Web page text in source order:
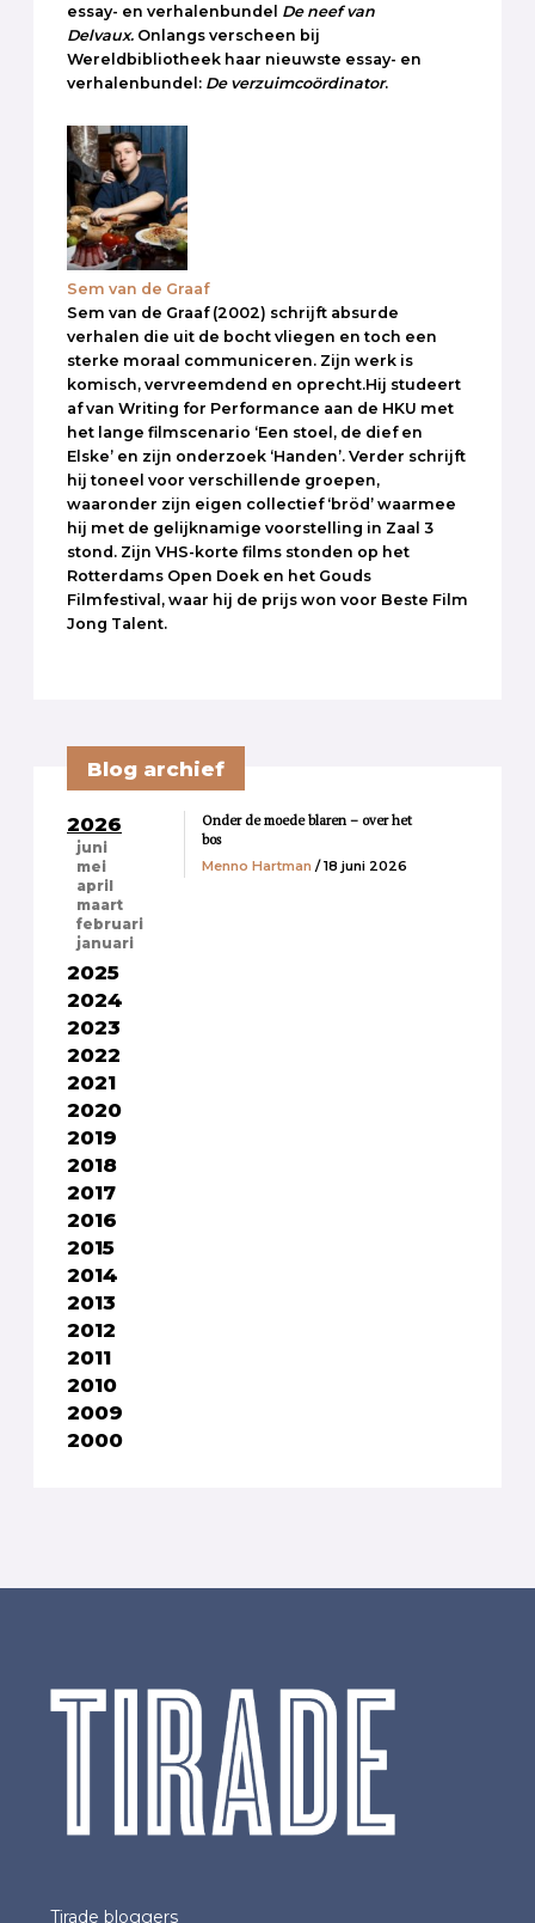
essay- en verhalenbundel De neef van
Delvaux. Onlangs verscheen bij
Wereldbibliotheek haar nieuwste essay- en
verhalenbundel: De verzuimcoördinator.
Sem van de Graaf
Sem van de Graaf (2002) schrijft absurde
verhalen die uit de bocht vliegen en toch een
sterke moraal communiceren. Zijn werk is
komisch, vervreemdend en oprecht.Hij studeert
af van Writing for Performance aan de HKU met
het lange filmscenario ‘Een stoel, de dief en
Elske’ en zijn onderzoek ‘Handen’. Verder schrijft
hij toneel voor verschillende groepen,
waaronder zijn eigen collectief ‘bröd’ waarmee
hij met de gelijknamige voorstelling in Zaal 3
stond. Zijn VHS-korte films stonden op het
Rotterdams Open Doek en het Gouds
Filmfestival, waar hij de prijs won voor Beste Film
Jong Talent.
Blog archief
2026
juni
mei
april
maart
februari
januari
2025
2024
2023
2022
2021
2020
2019
2018
2017
2016
2015
2014
2013
2012
2011
2010
2009
2000
Onder de moede blaren – over het
bos
Menno Hartman / 18 juni 2026
Tirade bloggers